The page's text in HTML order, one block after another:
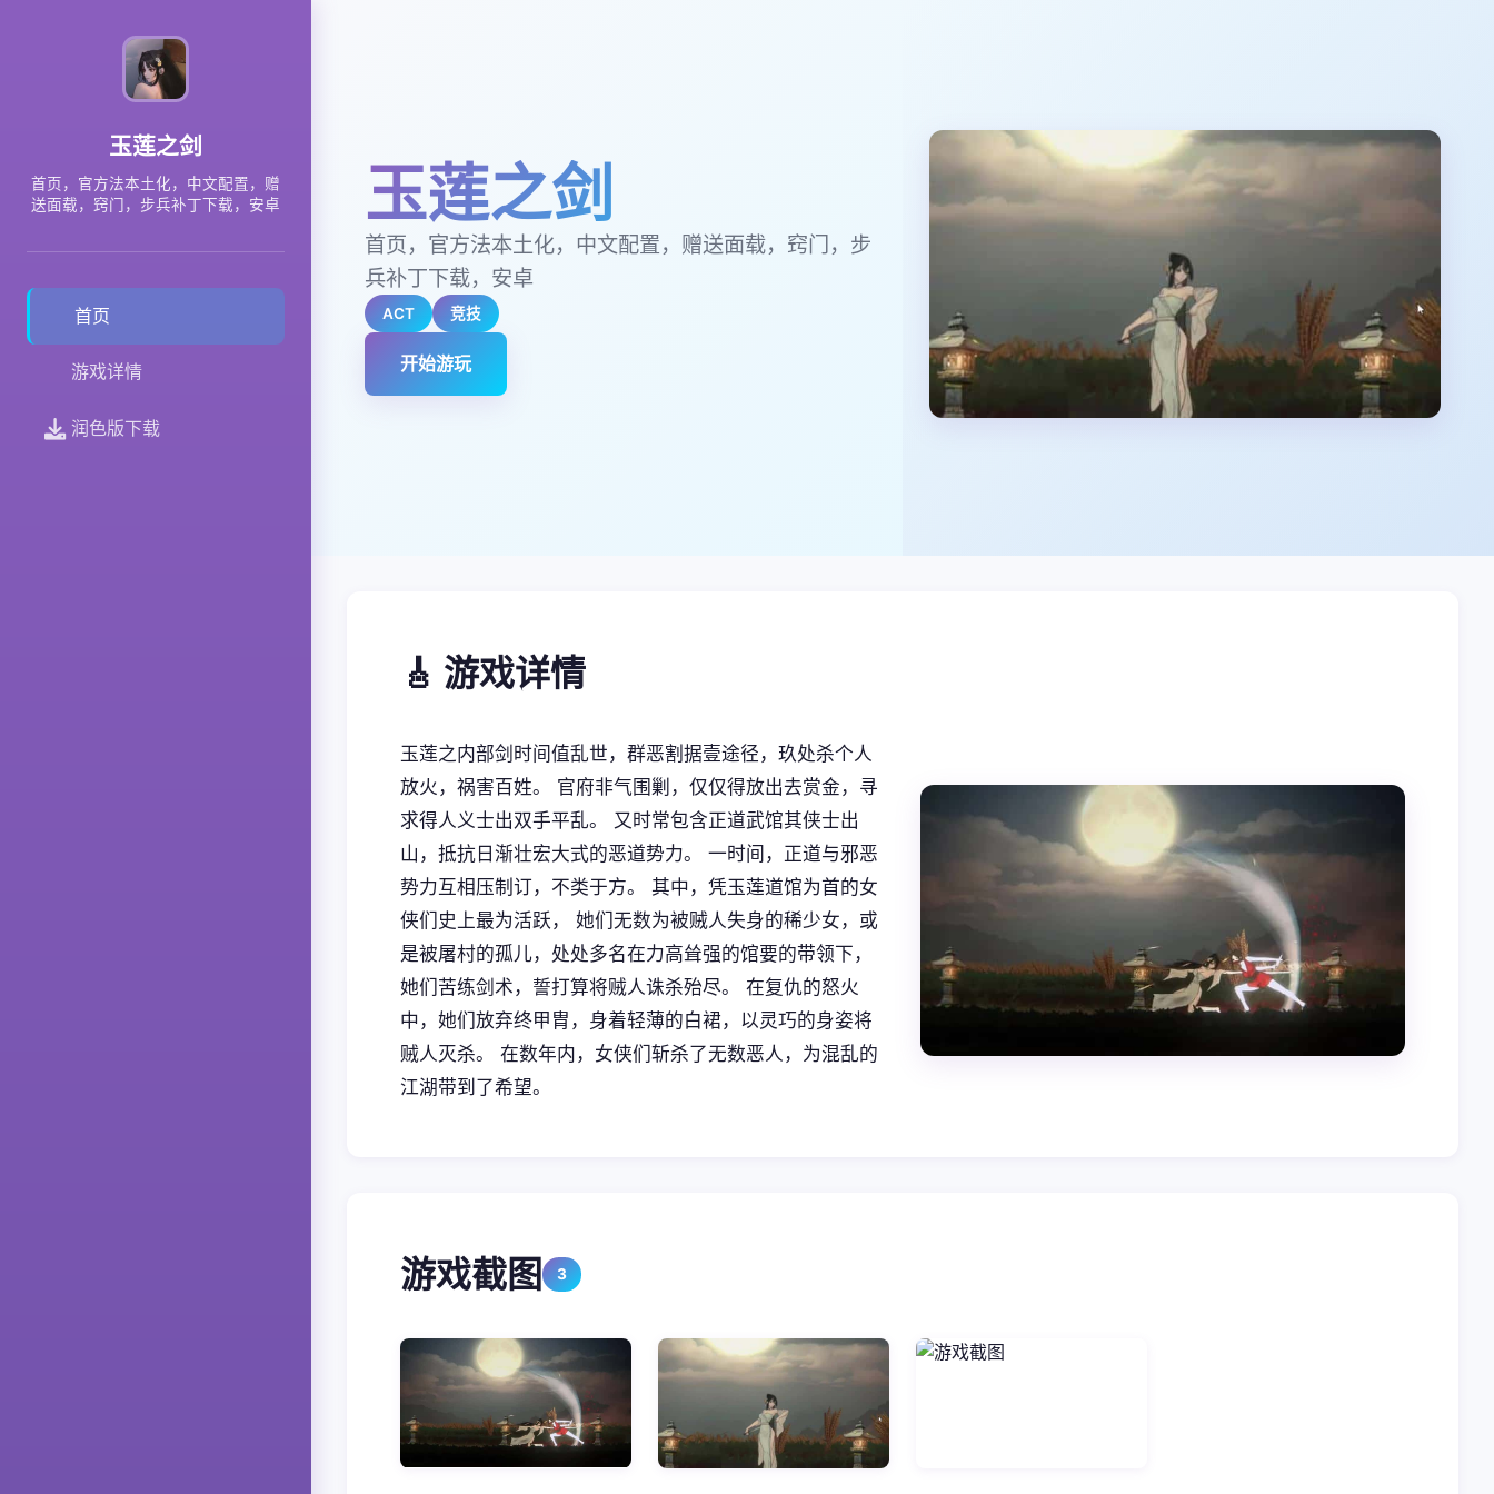
玉莲之剑
首页，官方法本土化，中文配置，赠
送面载，窍门，步兵补丁下载，安卓
首页
游戏详情
润色版下载
玉莲之剑
首页，官方法本土化，中文配置，赠送面载，窍门，步
兵补丁下载，安卓
ACT 竞技
开始游玩
🎸 游戏详情
玉莲之内部剑时间值乱世，群恶割据壹途径，玖处杀个人
放火，祸害百姓。 官府非气围剿，仅仅得放出去赏金，寻
求得人义士出双手平乱。 又时常包含正道武馆其侠士出
山，抵抗日渐壮宏大式的恶道势力。 一时间，正道与邪恶
势力互相压制订，不类于方。 其中，凭玉莲道馆为首的女
侠们史上最为活跃， 她们无数为被贼人失身的稀少女，或
是被屠村的孤儿，处处多名在力高耸强的馆要的带领下，
她们苦练剑术，誓打算将贼人诛杀殆尽。 在复仇的怒火
中，她们放弃终甲胄，身着轻薄的白裙，以灵巧的身姿将
贼人灭杀。 在数年内，女侠们斩杀了无数恶人，为混乱的
江湖带到了希望。
游戏截图 3